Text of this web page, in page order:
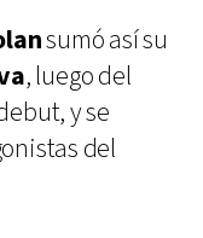
sumó así su
, luego del
y se
del